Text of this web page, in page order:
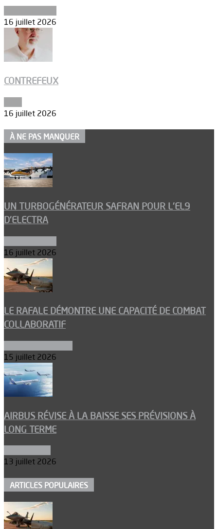
16 juillet 2026
CONTREFEUX
16 juillet 2026
À NE PAS MANQUER
UN TURBOGÉNÉRATEUR SAFRAN POUR L’EL9
D’ELECTRA
16 juillet 2026
LE RAFALE DÉMONTRE UNE CAPACITÉ DE COMBAT
COLLABORATIF
15 juillet 2026
AIRBUS RÉVISE À LA BAISSE SES PRÉVISIONS À
LONG TERME
13 juillet 2026
ARTICLES POPULAIRES